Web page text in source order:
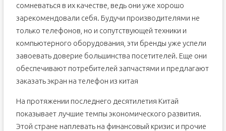
сомневаться в их качестве, ведь они уже хорошо
зарекомендовали себя. Будучи производителями не
только телефонов, но и сопутствующей техники и
компьютерного оборудования, эти бренды уже успели
завоевать доверие большинства посетителей. Еще они
обеспечивают потребителей запчастями и предлагают
заказать экран на телефон из китая
На протяжении последнего десятилетия Китай
показывает лучшие темпы экономического развития.
Этой стране наплевать на финансовый кризис и прочие